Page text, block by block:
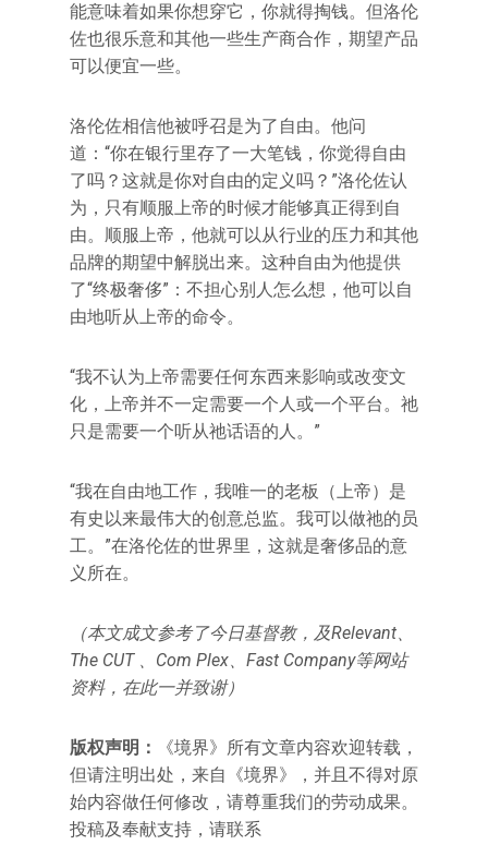
能意味着如果你想穿它，你就得掏钱。但洛伦
佐也很乐意和其他一些生产商合作，期望产品
可以便宜一些。
洛伦佐相信他被呼召是为了自由。他问
道：“你在银行里存了一大笔钱，你觉得自由
了吗？这就是你对自由的定义吗？”洛伦佐认
为，只有顺服上帝的时候才能够真正得到自
由。顺服上帝，他就可以从行业的压力和其他
品牌的期望中解脱出来。这种自由为他提供
了“终极奢侈”：不担心别人怎么想，他可以自
由地听从上帝的命令。
“我不认为上帝需要任何东西来影响或改变文
化，上帝并不一定需要一个人或一个平台。祂
只是需要一个听从祂话语的人。”
“我在自由地工作，我唯一的老板（上帝）是
有史以来最伟大的创意总监。我可以做祂的员
工。”在洛伦佐的世界里，这就是奢侈品的意
义所在。
（本文成文参考了今日基督教，及Relevant、
The CUT 、Com Plex、Fast Company等网站
资料，在此一并致谢）
版权声明：
《境界》所有文章内容欢迎转载，
但请注明出处，来自《境界》，并且不得对原
始内容做任何修改，请尊重我们的劳动成果。
投稿及奉献支持，请联系